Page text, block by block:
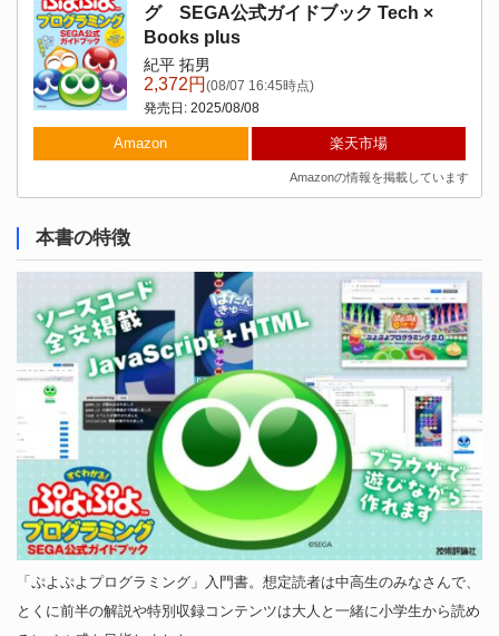
グ SEGA公式ガイドブック Tech ×
Books plus
紀平 拓男
2,372円(08/07 16:45時点)
発売日: 2025/08/08
Amazon 楽天市場
Amazonの情報を掲載しています
本書の特徴
「ぷよぷよプログラミング」入門書。想定読者は中高生のみなさんで、
とくに前半の解説や特別収録コンテンツは大人と一緒に小学生から読め